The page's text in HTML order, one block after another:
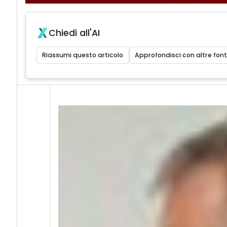
Chiedi all'AI
Riassumi questo articolo Approfondisci con altre